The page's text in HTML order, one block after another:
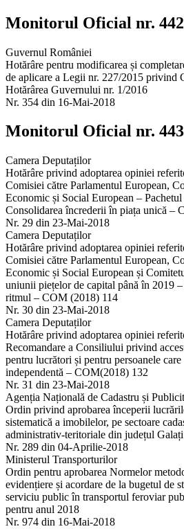
Monitorul Oficial nr.
Guvernul României
Hotărâre pentru modificarea și
de aplicare a Legii nr. 227/2015 privind
Hotărârea Guvernului nr. 1/2016
Nr. 354 din 16-Mai-2018
Monitorul Oficial nr.
Camera Deputaților
Hotărâre privind adoptarea opiniei
Comisiei către Parlamentul European,
Economic și Social European –
Consolidarea încrederii în piața unică –
Nr. 29 din 23-Mai-2018
Camera Deputaților
Hotărâre privind adoptarea opiniei
Comisiei către Parlamentul European,
Economic și Social European și
uniunii piețelor de capital până în 2019
ritmul – COM (2018) 114
Nr. 30 din 23-Mai-2018
Camera Deputaților
Hotărâre privind adoptarea opiniei
Recomandare a Consiliului privind
pentru lucrători și pentru persoanele
independentă – COM(2018) 132
Nr. 31 din 23-Mai-2018
Agenția Națională de Cadastru și
Ordin privind aprobarea începerii
sistematică a imobilelor, pe sectoare
administrativ-teritoriale din județul Galați
Nr. 289 din 04-Aprilie-2018
Ministerul Transporturilor
Ordin pentru aprobarea Normelor
evidențiere și acordare de la bugetul de
serviciu public în transportul feroviar
pentru anul 2018
Nr. 974 din 16-Mai-2018